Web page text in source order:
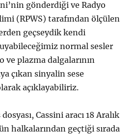
gönderdiği ve Radyo
(RPWS) tarafından ölçülen
geçseydik kendi
normal sesler
ve plazma dalgalarının
çıkan sinyalin sese
açıklayabiliriz.
Cassini aracı 18 Aralık
halkalarından geçtiği sırada